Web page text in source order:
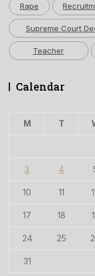
Rape
Supreme Court
Teacher
Calendar
M T
3 4
10 11
17 18
24 25
31